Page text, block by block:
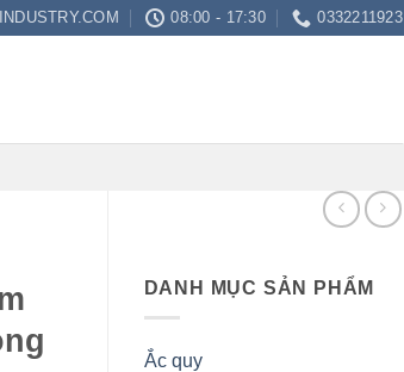
08:00 - 17:30 0332211923
DANH MỤC SẢN PHẨM
Ắc quy